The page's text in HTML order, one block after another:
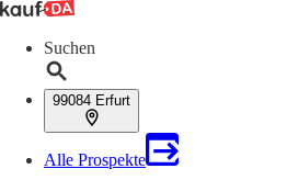
Suchen
99084 Erfurt
Alle Prospekte